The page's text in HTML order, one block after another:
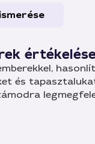
és